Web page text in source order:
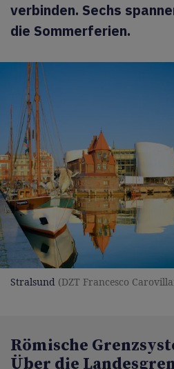
verbinden. Sechs
die Sommerferien.
Stralsund (DZT Francesco
Römische
Über die